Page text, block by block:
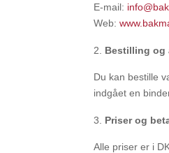
E-mail:
Web:
Bestilling og
Du kan bestille
indgået en
Priser og
Alle priser er i